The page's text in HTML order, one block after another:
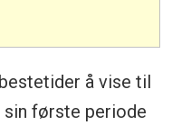
å vise til
første periode